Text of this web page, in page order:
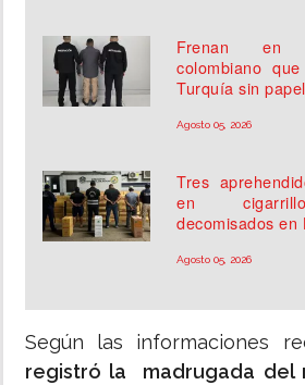
Frenan en
colombiano
Turquía sin
Agosto 05, 2026
Tres
en
decomisados en
Agosto 05, 2026
Según las informaciones
registró la madrugada del